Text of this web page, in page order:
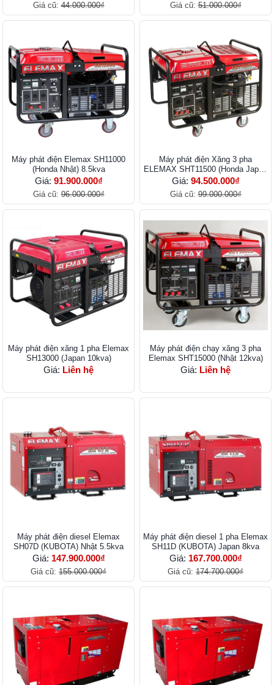
Giá cũ:44.000.000₫ Giá cũ:51.000.000₫
Máy phát điện Elemax SH11000
(Honda Nhật) 8.5kva
Giá: 91.900.000₫
Giá cũ:96.000.000₫
Máy phát điện Xăng 3 pha
ELEMAX SHT11500 (Honda Japan
10kva)
Giá: 94.500.000₫
Giá cũ:99.000.000₫
Máy phát điện xăng 1 pha Elemax
SH13000 (Japan 10kva)
Giá: Liên hệ
Máy phát điện chạy xăng 3 pha
Elemax SHT15000 (Nhật 12kva)
Giá: Liên hệ
Máy phát điện diesel Elemax
SH07D (KUBOTA) Nhật 5.5kva
Giá: 147.900.000₫
Giá cũ: 155.000.000₫
Máy phát điện diesel 1 pha Elemax
SH11D (KUBOTA) Japan 8kva
Giá: 167.700.000₫
Giá cũ: 174.700.000₫